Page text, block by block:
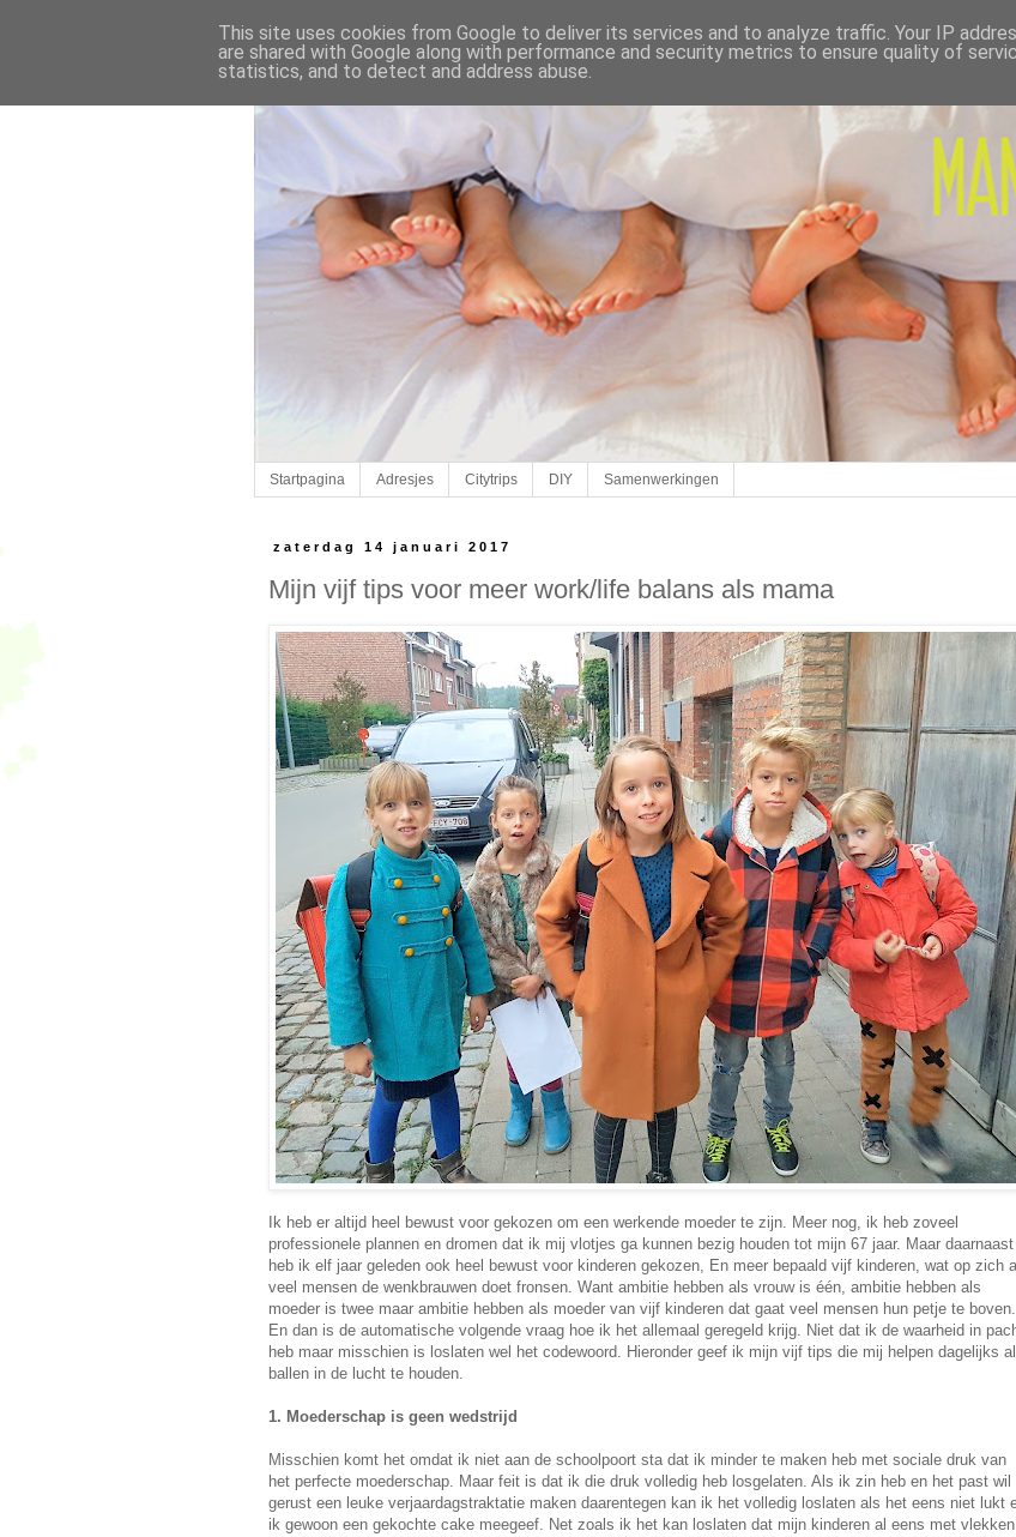
Startpagina Adresjes Citytrips DIY Samenwerkingen
zaterdag 14 januari 2017
Mijn vijf tips voor meer work/life balans als mama
Ik heb er altijd heel bewust voor gekozen om een werkende moeder te zijn. Meer nog, ik heb zoveel
professionele plannen en dromen dat ik mij vlotjes ga kunnen bezig houden tot mijn 67 jaar. Maar daarnaast
heb ik elf jaar geleden ook heel bewust voor kinderen gekozen, En meer bepaald vijf kinderen, wat op zich al
veel mensen de wenkbrauwen doet fronsen. Want ambitie hebben als vrouw is één, ambitie hebben als
moeder is twee maar ambitie hebben als moeder van vijf kinderen dat gaat veel mensen hun petje te boven.
En dan is de automatische volgende vraag hoe ik het allemaal geregeld krijg. Niet dat ik de waarheid in
heb maar misschien is loslaten wel het codewoord. Hieronder geef ik mijn vijf tips die mij helpen dagelijks
ballen in de lucht te houden.
1. Moederschap is geen wedstrijd
Misschien komt het omdat ik niet aan de schoolpoort sta dat ik minder te maken heb met sociale druk van
het perfecte moederschap. Maar feit is dat ik die druk volledig heb losgelaten. Als ik zin heb en het past wil
gerust een leuke verjaardagstraktatie maken daarentegen kan ik het volledig loslaten als het eens niet lukt
ik gewoon een gekochte cake meegeef. Net zoals ik het kan loslaten dat mijn kinderen al eens met vlekken
This site uses cookies from Google to deliver its services and to analyze traffic. Your IP
are shared with Google along with performance and security metrics to ensure quality of
statistics, and to detect and address abuse.